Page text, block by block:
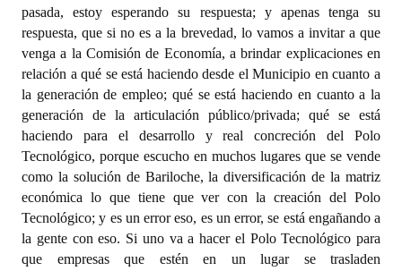
pasada, estoy esperando su respuesta; y apenas tenga su
respuesta, que si no es a la brevedad, lo vamos a invitar a que
venga a la Comisión de Economía, a brindar explicaciones en
relación a qué se está haciendo desde el Municipio en cuanto a
la generación de empleo; qué se está haciendo en cuanto a la
generación de la articulación público/privada; qué se está
haciendo para el desarrollo y real concreción del Polo
Tecnológico, porque escucho en muchos lugares que se vende
como la solución de Bariloche, la diversificación de la matriz
económica lo que tiene que ver con la creación del Polo
Tecnológico; y es un error eso, es un error, se está engañando a
la gente con eso. Si uno va a hacer el Polo Tecnológico para
que empresas que estén en un lugar se trasladen